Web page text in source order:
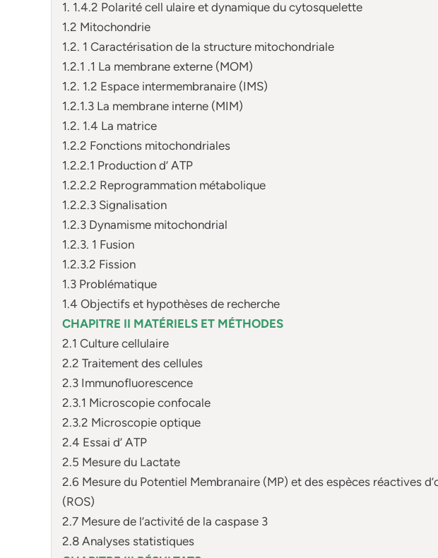
1. 1.4.2 Polarité cell ulaire et dynamique du cytosquelette
1.2 Mitochondrie
1.2. 1 Caractérisation de la structure mitochondriale
1.2.1 .1 La membrane externe (MOM)
1.2. 1.2 Espace intermembranaire (IMS)
1.2.1.3 La membrane interne (MIM)
1.2. 1.4 La matrice
1.2.2 Fonctions mitochondriales
1.2.2.1 Production d’ ATP
1.2.2.2 Reprogrammation métabolique
1.2.2.3 Signalisation
1.2.3 Dynamisme mitochondrial
1.2.3. 1 Fusion
1.2.3.2 Fission
1.3 Problématique
1.4 Objectifs et hypothèses de recherche
CHAPITRE II MATÉRIELS ET MÉTHODES
2.1 Culture cellulaire
2.2 Traitement des cellules
2.3 Immunofluorescence
2.3.1 Microscopie confocale
2.3.2 Microscopie optique
2.4 Essai d’ ATP
2.5 Mesure du Lactate
2.6 Mesure du Potentiel Membranaire (MP) et des espèces réactives
(ROS)
2.7 Mesure de l’activité de la caspase 3
2.8 Analyses statistiques